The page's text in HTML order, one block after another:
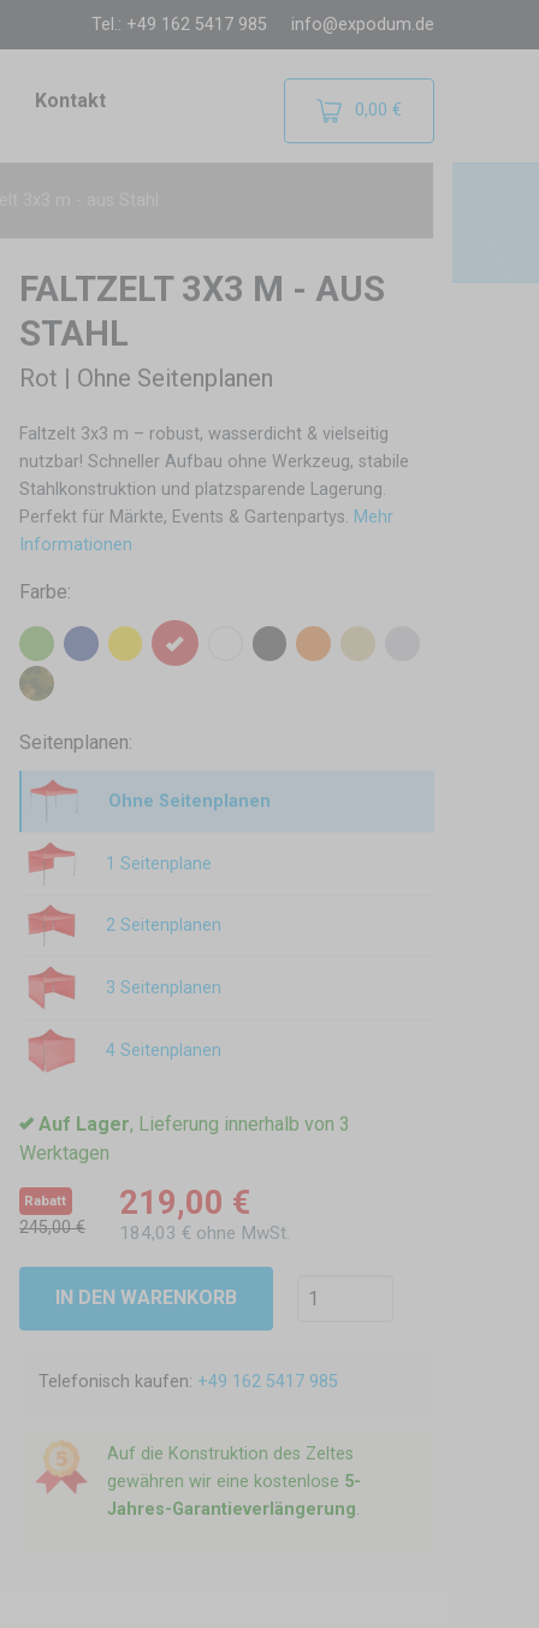
Tel.: +49 162 5417 985 info@expodum.de
Kontakt 0,00 €
FALTZELT 3X3 M - AUS
STAHL
Rot | Ohne Seitenplanen
Faltzelt 3x3 m – robust, wasserdicht & vielseitig
nutzbar! Schneller Aufbau ohne Werkzeug, stabile
Stahlkonstruktion und platzsparende Lagerung.
Perfekt für Märkte, Events & Gartenpartys. Mehr
Informationen
Farbe:
Seitenplanen:
Ohne Seitenplanen
1 Seitenplane
2 Seitenplanen
3 Seitenplanen
4 Seitenplanen
Auf Lager, Lieferung innerhalb von 3
Werktagen
Rabatt
245,00 €
219,00 €
184,03 € ohne MwSt.
IN DEN WARENKORB
Telefonisch kaufen: +49 162 5417 985
Auf die Konstruktion des Zeltes
gewähren wir eine kostenlose 5-
Jahres-Garantieverlängerung.